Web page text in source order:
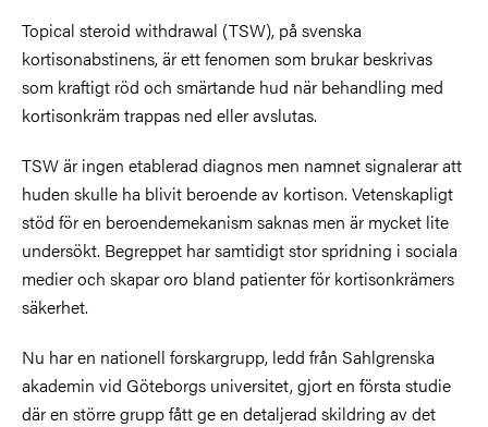
Topical steroid withdrawal (TSW), på svenska
kortisonabstinens, är ett fenomen som brukar beskrivas
som kraftigt röd och smärtande hud när behandling med
kortisonkräm trappas ned eller avslutas.
TSW är ingen etablerad diagnos men namnet signalerar att
huden skulle ha blivit beroende av kortison. Vetenskapligt
stöd för en beroendemekanism saknas men är mycket lite
undersökt. Begreppet har samtidigt stor spridning i sociala
medier och skapar oro bland patienter för kortisonkrämers
säkerhet.
Nu har en nationell forskargrupp, ledd från Sahlgrenska
akademin vid Göteborgs universitet, gjort en första studie
där en större grupp fått ge en detaljerad skildring av det